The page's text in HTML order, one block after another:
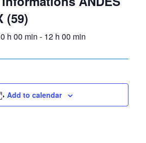
(59)
h 00 min - 12 h 00 min
Add to calendar